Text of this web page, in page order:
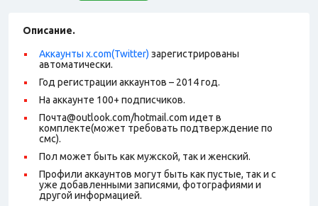
Описание.
Аккаунты x.com(Twitter) зарегистрированы
автоматически.
Год регистрации аккаунтов – 2014 год.
На аккаунте 100+ подписчиков.
Почта@outlook.com/hotmail.com идет в
комплекте(может требовать подтверждение по
смс).
Пол может быть как мужской, так и женский.
Профили аккаунтов могут быть как пустые, так и с
уже добавленными записями, фотографиями и
другой информацией.